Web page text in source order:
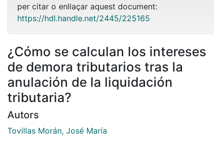
per citar o enllaçar aquest document:
https://hdl.handle.net/2445/225165
¿Cómo se calculan los intereses
de demora tributarios tras la
anulación de la liquidación
tributaria?
Autors
Tovillas Morán, José María